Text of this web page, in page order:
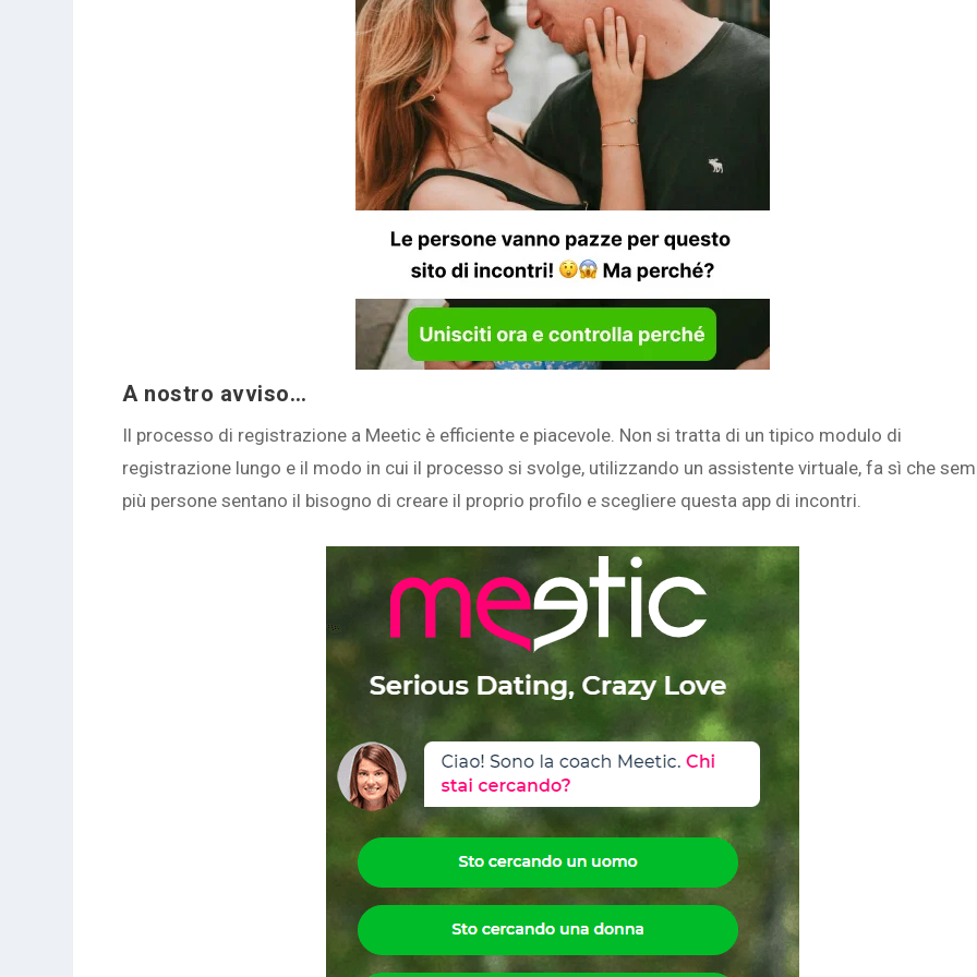
A nostro avviso…
Il processo di registrazione a Meetic è efficiente e piacevole. Non si tratta di un tipico modulo di
registrazione lungo e il modo in cui il processo si svolge, utilizzando un assistente virtuale, fa sì che
più persone sentano il bisogno di creare il proprio profilo e scegliere questa app di incontri.